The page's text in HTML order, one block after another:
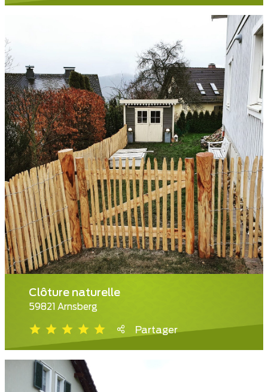
Clôture naturelle
59821 Arnsberg
Partager